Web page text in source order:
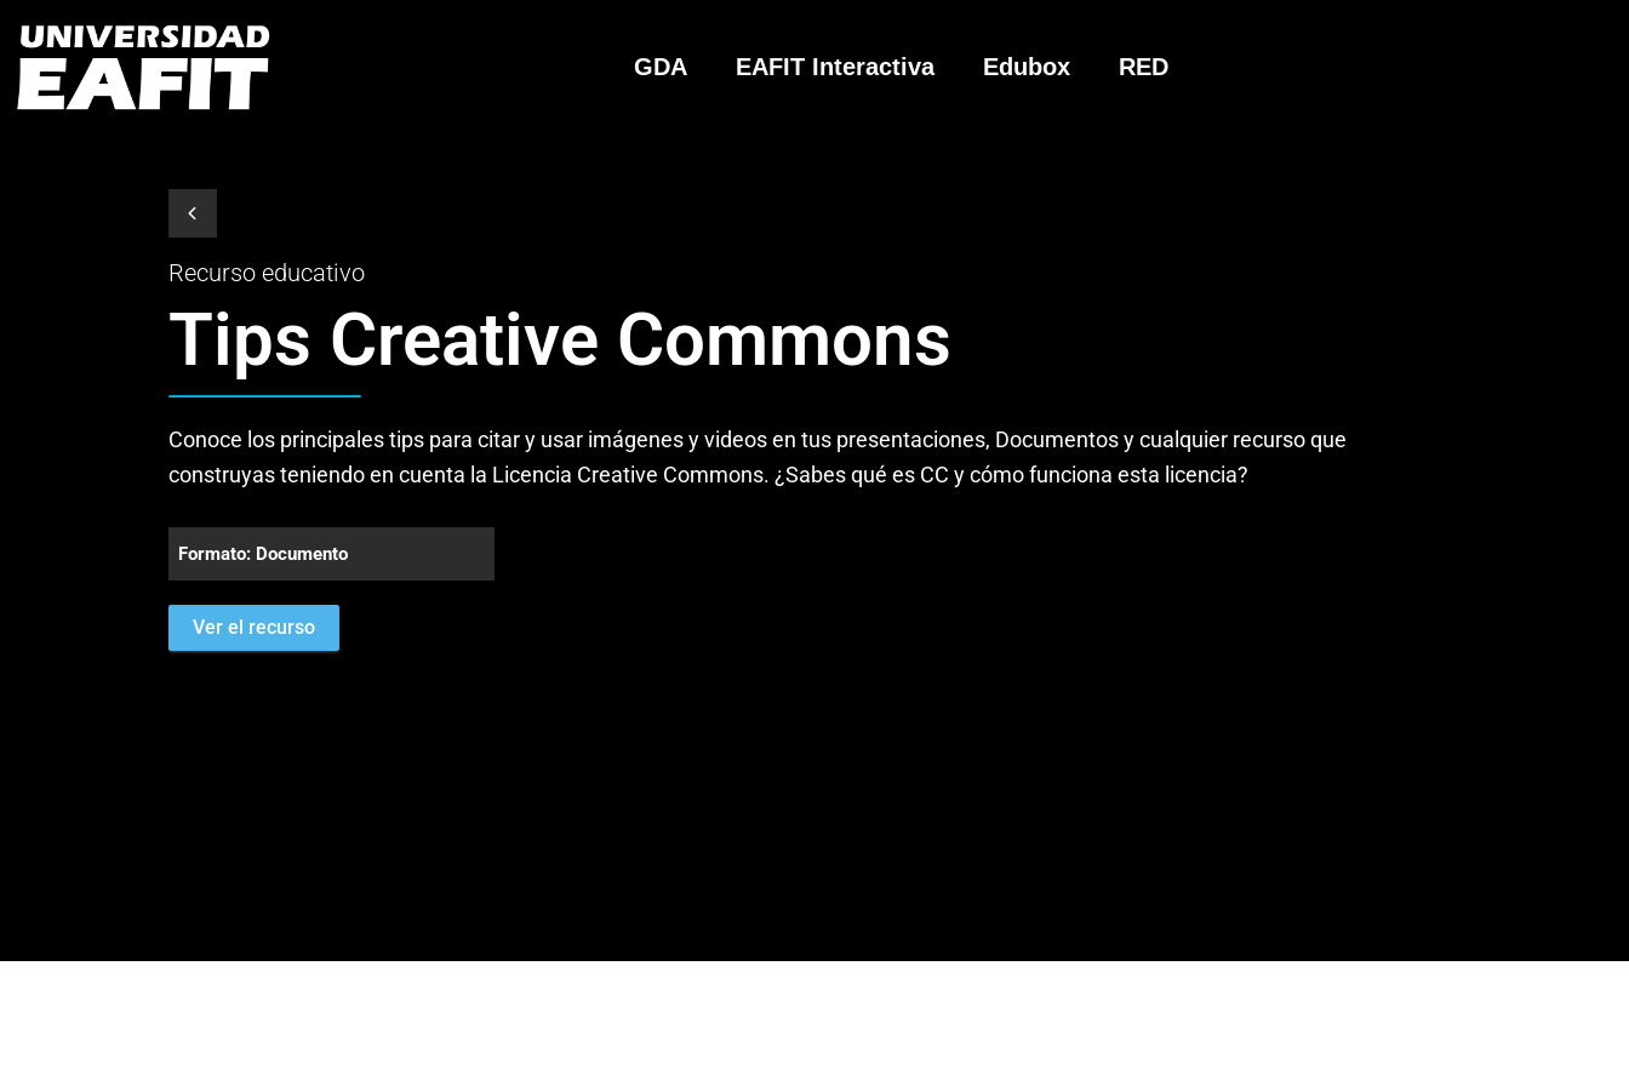
GDA EAFIT Interactiva Edubox RED
Recurso educativo
Tips Creative Commons
Conoce los principales tips para citar y usar imágenes y videos en tus presentaciones, Documentos y cualquier recurso que
construyas teniendo en cuenta la Licencia Creative Commons. ¿Sabes qué es CC y cómo funciona esta licencia?
Formato: Documento
Ver el recurso